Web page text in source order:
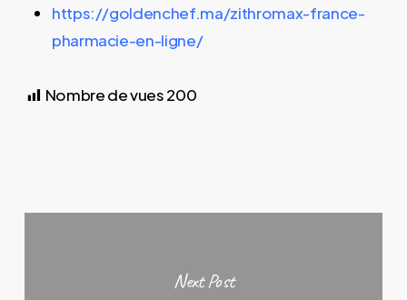
https://goldenchef.ma/zithromax-france-
pharmacie-en-ligne/
Nombre de vues200
Next Post